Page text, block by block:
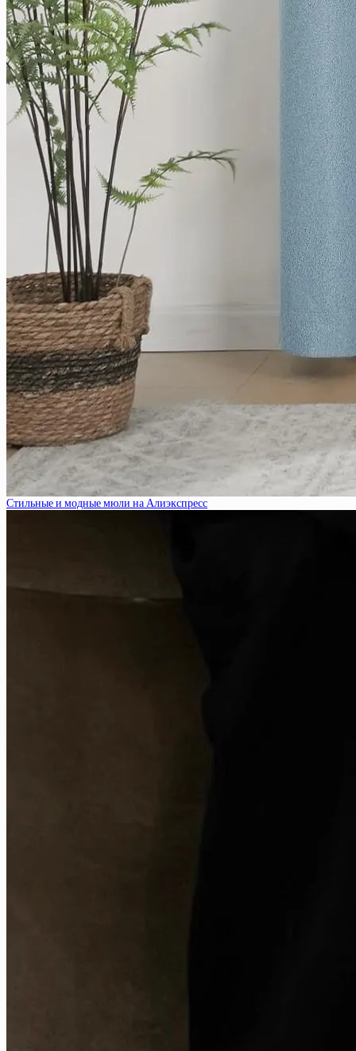
Стильные и модные мюли на Алиэкспресс